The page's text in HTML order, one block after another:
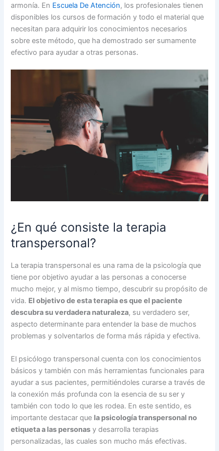
armonía. En Escuela De Atención, los profesionales tienen
disponibles los cursos de formación y todo el material que
necesitan para adquirir los conocimientos necesarios
sobre este método, que ha demostrado ser sumamente
efectivo para ayudar a otras personas.
¿En qué consiste la terapia
transpersonal?
La terapia transpersonal es una rama de la psicología que
tiene por objetivo ayudar a las personas a conocerse
mucho mejor, y al mismo tiempo, descubrir su propósito de
vida. El objetivo de esta terapia es que el paciente
descubra su verdadera naturaleza, su verdadero ser,
aspecto determinante para entender la base de muchos
problemas y solventarlos de forma más rápida y efectiva.
El psicólogo transpersonal cuenta con los conocimientos
básicos y también con más herramientas funcionales para
ayudar a sus pacientes, permitiéndoles curarse a través de
la conexión más profunda con la esencia de su ser y
también con todo lo que les rodea. En este sentido, es
importante destacar que la psicología transpersonal no
etiqueta a las personas y desarrolla terapias
personalizadas, las cuales son mucho más efectivas.